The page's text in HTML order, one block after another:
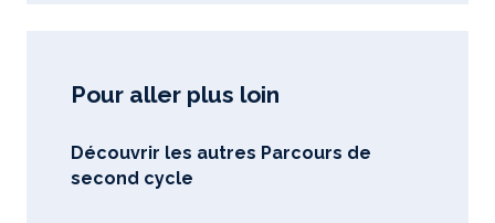
Pour aller plus loin
Découvrir les autres Parcours de
second cycle